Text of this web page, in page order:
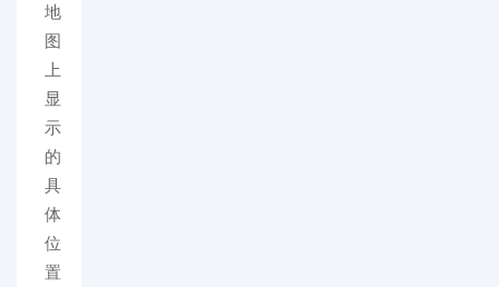
地
图
上
显
示
的
具
体
位
置